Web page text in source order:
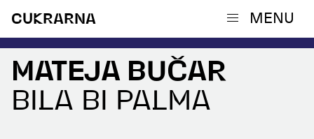
CUKRARNA MENU
MATEJA BUČAR
BILA BI PALMA